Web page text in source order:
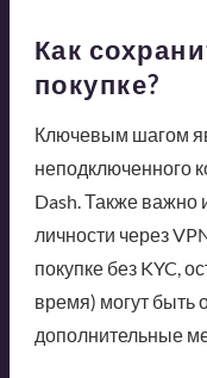
Как
покупке?
Ключевым шагом
неподключенного
Dash. Также важно
личности через
покупке без KYC,
время) могут быть
дополнительные